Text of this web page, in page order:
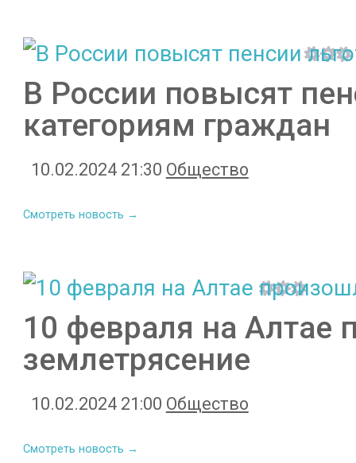
В России повысят
категориям граждан
10.02.2024 21:30 Общество
Смотреть новость →
10 февраля на Алтае
землетрясение
10.02.2024 21:00 Общество
Смотреть новость →